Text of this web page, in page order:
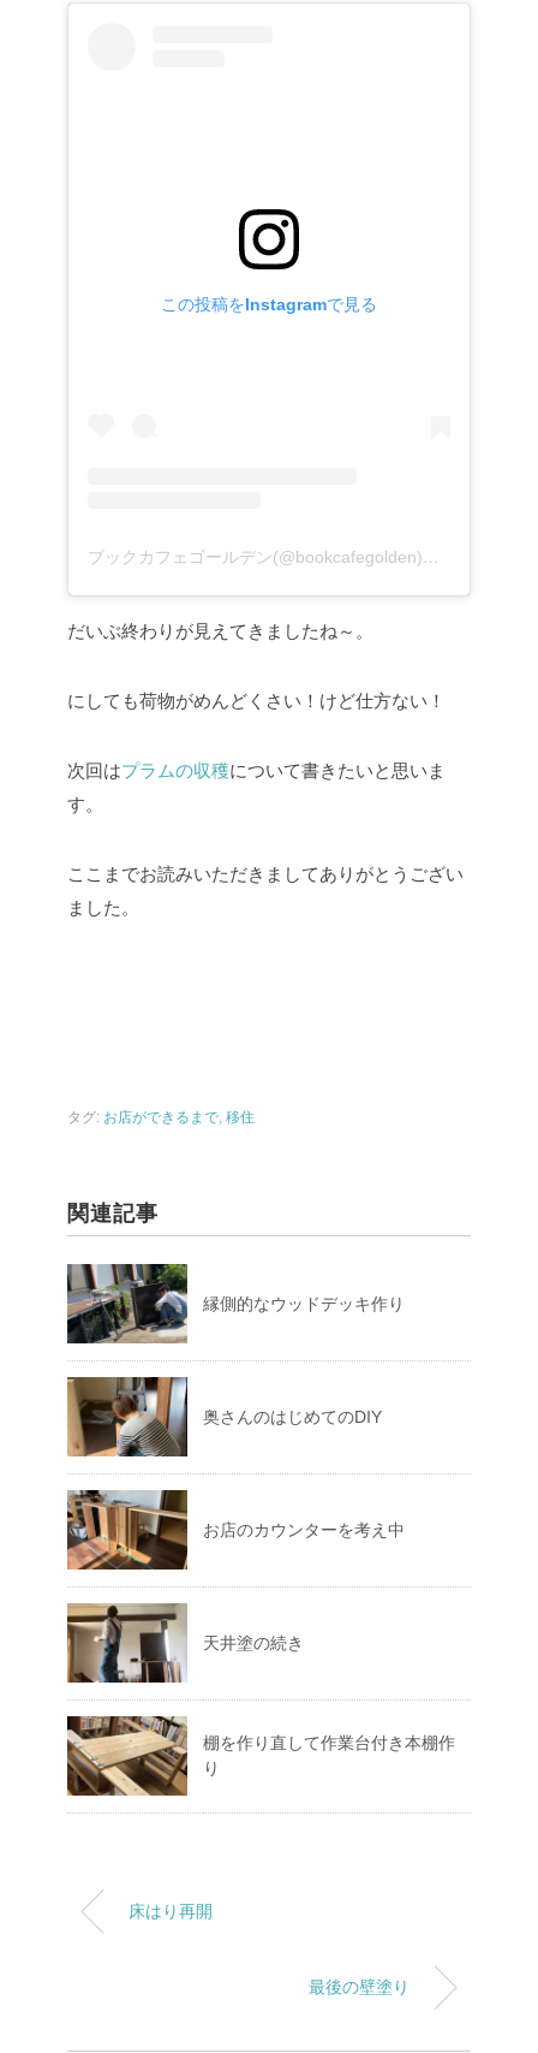
この投稿をInstagramで見る
ブックカフェゴールデン(@bookcafegolden)がシェアした投稿
だいぶ終わりが見えてきましたね～。
にしても荷物がめんどくさい！けど仕方ない！
次回はプラムの収穫について書きたいと思いま
す。
ここまでお読みいただきましてありがとうござい
ました。
タグ: お店ができるまで 移住
関連記事
縁側的なウッドデッキ作り
奥さんのはじめてのDIY
お店のカウンターを考え中
天井塗の続き
棚を作り直して作業台付き本棚作
り
床はり再開
最後の壁塗り